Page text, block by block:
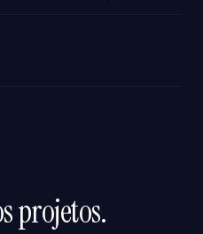
projetos.